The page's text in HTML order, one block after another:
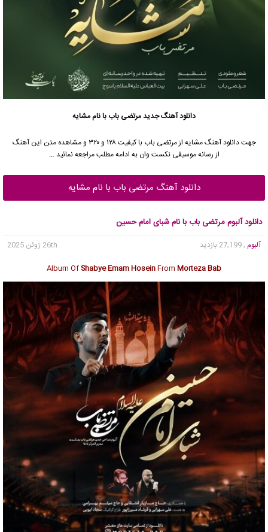
دانلود آهنگ جدیدمرتضی باب با نام مشایه
جهت دانلود آهنگ مشایه ازمرتضی باب
با کیفیت ۱۲۸ و ۳۲۰ و مشاهده متن این آهنگ
از رسانه موسیقی نکست وان به ادامه مطلب مراجعه نمائید …
دانلود آهنگ مرتضی باب با نام مشایه
دانلود آلبوم مرتضی باب با نام شبای امام حسین
آلبوم , 27,199 بازدید
26th ژوئن 2025
Album Of Shabye Emam HoseinFrom Morteza Bab